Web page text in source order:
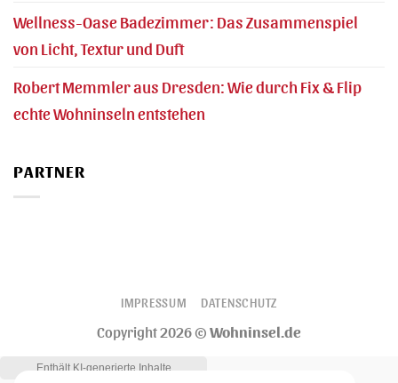
Wellness-Oase Badezimmer: Das Zusammenspiel
von Licht, Textur und Duft
Robert Memmler aus Dresden: Wie durch Fix & Flip
echte Wohninseln entstehen
PARTNER
IMPRESSUM DATENSCHUTZ
Copyright 2026 ©Wohninsel.de